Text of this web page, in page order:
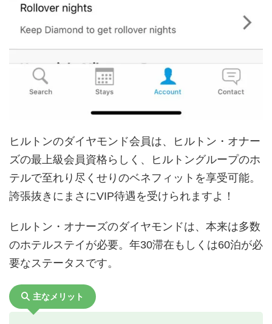
ヒルトンのダイヤモンド会員は、ヒルトン・オナー
ズの最上級会員資格らしく、ヒルトングループのホ
テルで至れり尽くせりのベネフィットを享受可能。
誇張抜きにまさにVIP待遇を受けられますよ！
ヒルトン・オナーズのダイヤモンドは、本来は多数
のホテルステイが必要。年30滞在もしくは60泊が必
要なステータスです。
主なメリット